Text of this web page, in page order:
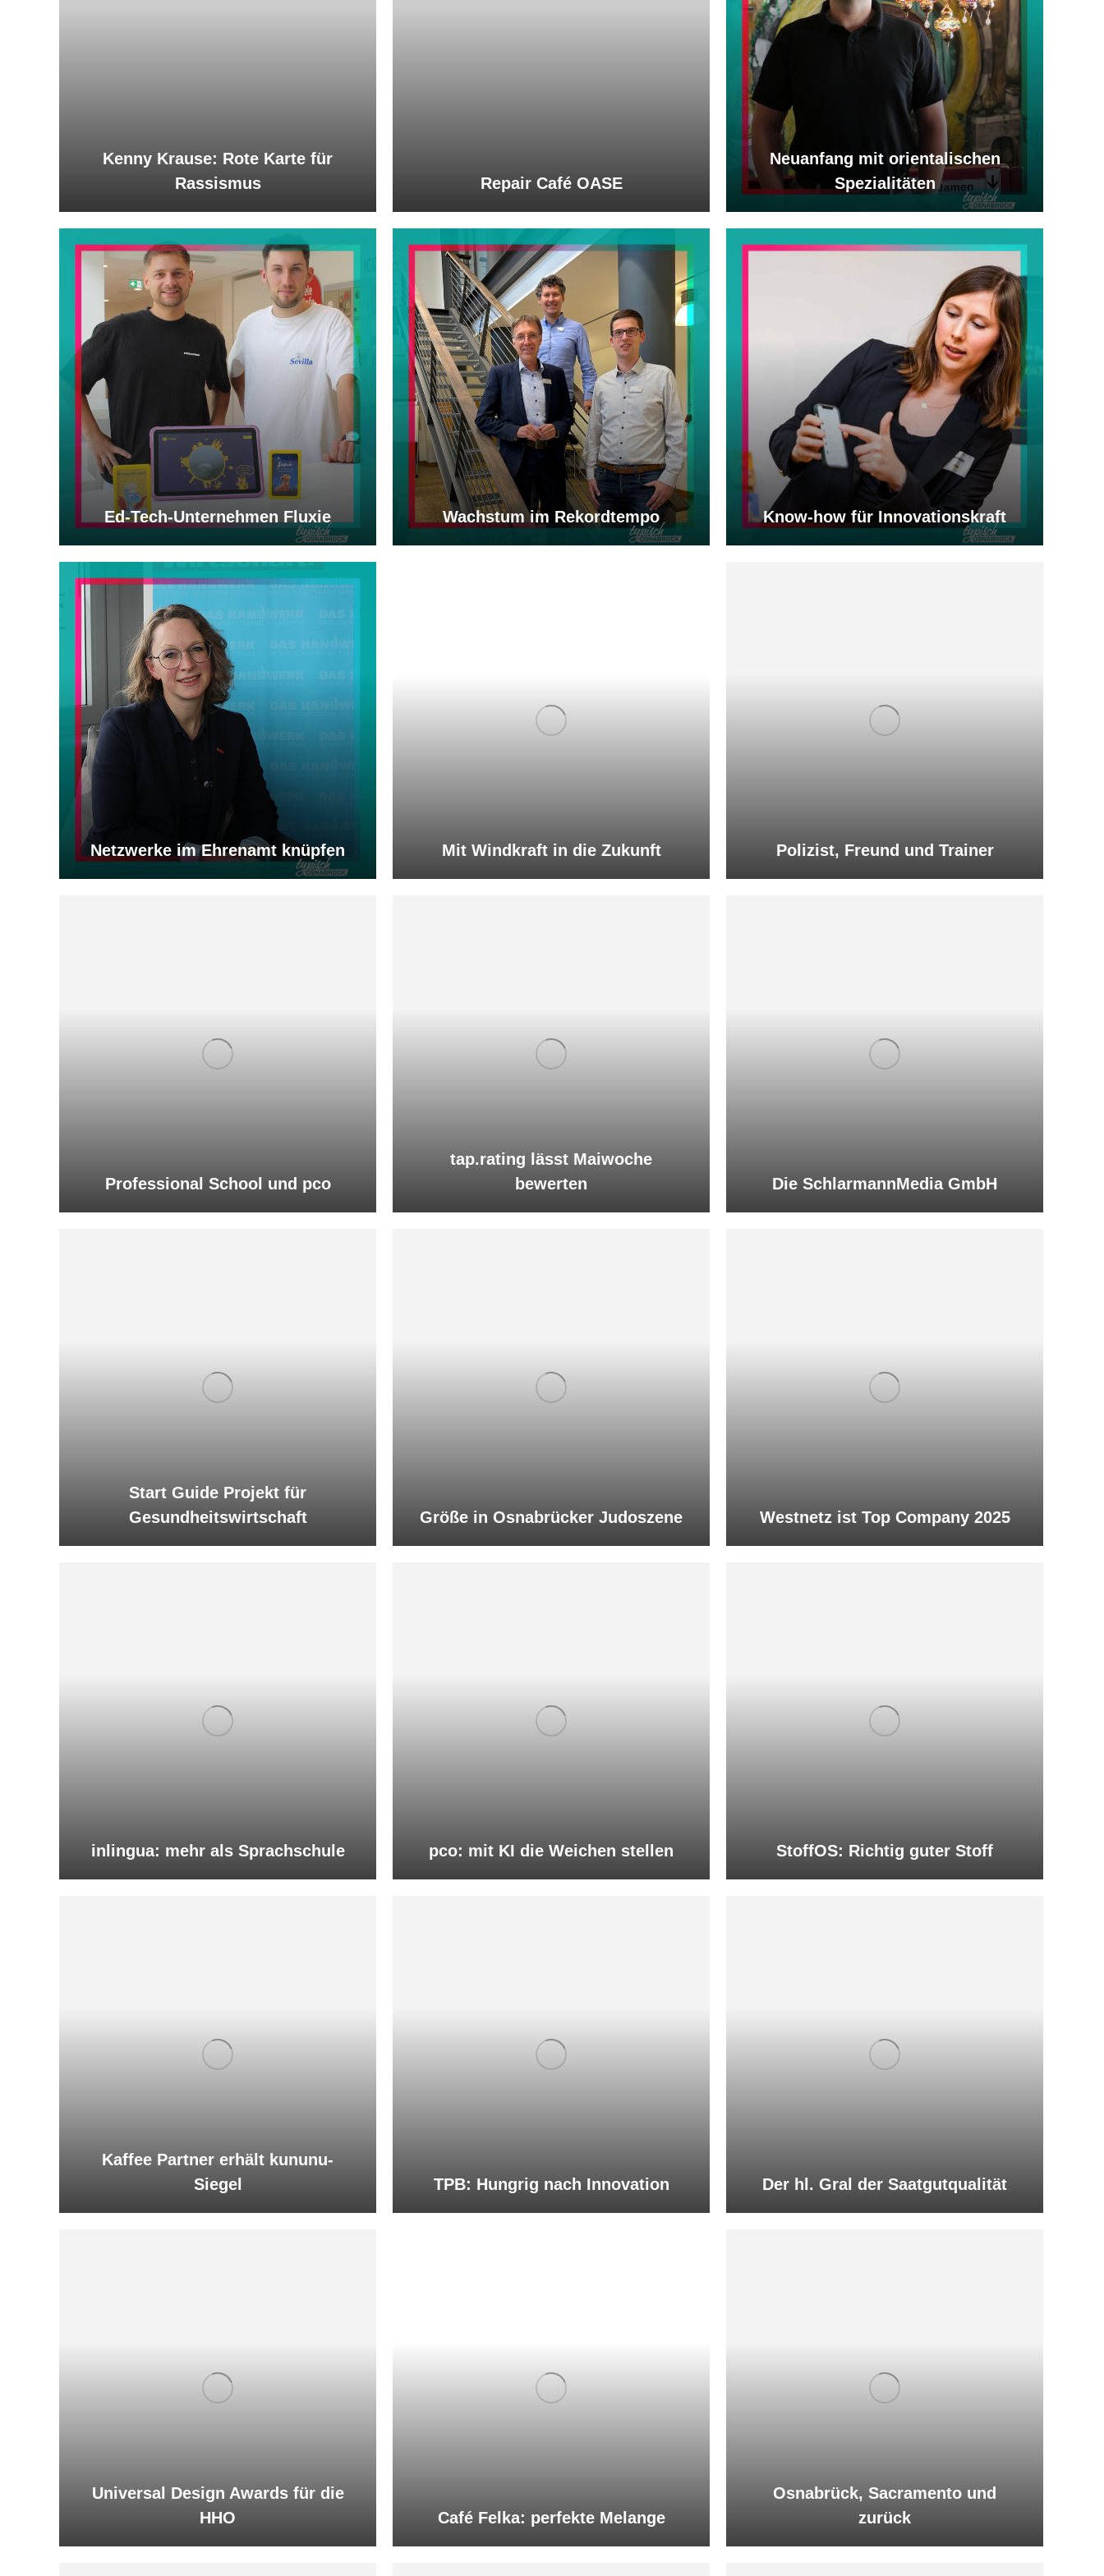
Kenny Krause: Rote Karte für
Rassismus
Repair Café OASE
Neuanfang mit orientalischen
Spezialitäten
Ed-Tech-Unternehmen Fluxie Wachstum im Rekordtempo Know-how für Innovationskraft
Netzwerke im Ehrenamt knüpfen Mit Windkraft in die Zukunft Polizist, Freund und Trainer
Professional School und pco
tap.rating lässt Maiwoche
bewerten
Die SchlarmannMedia GmbH
Start Guide Projekt für
Gesundheitswirtschaft
Größe in Osnabrücker Judoszene Westnetz ist Top Company 2025
inlingua: mehr als Sprachschule pco: mit KI die Weichen stellen StoffOS: Richtig guter Stoff
Kaffee Partner erhält kununu-
Siegel
TPB: Hungrig nach Innovation Der hl. Gral der Saatgutqualität
Universal Design Awards für die
HHO
Café Felka: perfekte Melange
Osnabrück, Sacramento und
zurück